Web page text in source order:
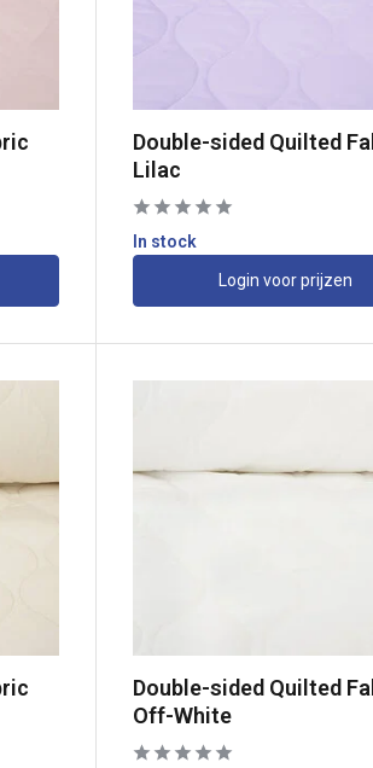
Double-sided Quilted
Lilac
In stock
Login voor prijzen
Double-sided Quilted
Off-White